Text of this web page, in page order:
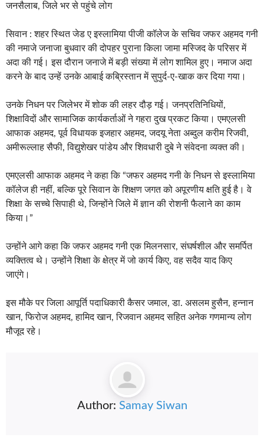
जनसैलाब, जिले भर से पहुंचे लोग
सिवान : शहर स्थित जेड ए इस्लामिया पीजी कॉलेज के सचिव जफर अहमद गनी
की नमाजे जनाजा बुधवार की दोपहर पुराना किला जामा मस्जिद के परिसर में
अदा की गई। इस दौरान जनाजे में बड़ी संख्या में लोग शामिल हुए। नमाज अदा
करने के बाद उन्हें उनके आबाई कब्रिस्तान में सुपुर्द-ए-खाक कर दिया गया।
उनके निधन पर जिलेभर में शोक की लहर दौड़ गई। जनप्रतिनिधियों,
शिक्षाविदों और सामाजिक कार्यकर्ताओं ने गहरा दुख प्रकट किया। एमएलसी
आफाक अहमद, पूर्व विधायक इजहार अहमद, जदयू नेता अब्दुल करीम रिजवी,
अमीरूल्लाह सैफी, विद्युशेखर पांडेय और शिवधारी दुबे ने संवेदना व्यक्त की।
एमएलसी आफाक अहमद ने कहा कि “जफर अहमद गनी के निधन से इस्लामिया
कॉलेज ही नहीं, बल्कि पूरे सिवान के शिक्षण जगत को अपूरणीय क्षति हुई है। वे
शिक्षा के सच्चे सिपाही थे, जिन्होंने जिले में ज्ञान की रोशनी फैलाने का काम
किया।”
उन्होंने आगे कहा कि जफर अहमद गनी एक मिलनसार, संघर्षशील और समर्पित
व्यक्तित्व थे। उन्होंने शिक्षा के क्षेत्र में जो कार्य किए, वह सदैव याद किए
जाएंगे।
इस मौके पर जिला आपूर्ति पदाधिकारी कैसर जमाल, डा. असलम हुसैन, हन्नान
खान, फिरोज अहमद, हामिद खान, रिजवान अहमद सहित अनेक गणमान्य लोग
मौजूद रहे।
Author: Samay Siwan